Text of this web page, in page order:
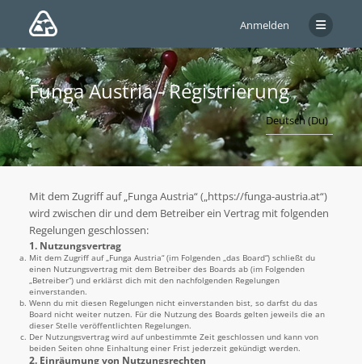
Anmelden
Funga Austria - Registrierung
Mit dem Zugriff auf „Funga Austria“ („https://funga-austria.at“)
wird zwischen dir und dem Betreiber ein Vertrag mit folgenden
Regelungen geschlossen:
1. Nutzungsvertrag
Mit dem Zugriff auf „Funga Austria“ (im Folgenden „das Board“) schließt du
einen Nutzungsvertrag mit dem Betreiber des Boards ab (im Folgenden
„Betreiber“) und erklärst dich mit den nachfolgenden Regelungen
einverstanden.
Wenn du mit diesen Regelungen nicht einverstanden bist, so darfst du das
Board nicht weiter nutzen. Für die Nutzung des Boards gelten jeweils die an
dieser Stelle veröffentlichten Regelungen.
Der Nutzungsvertrag wird auf unbestimmte Zeit geschlossen und kann von
beiden Seiten ohne Einhaltung einer Frist jederzeit gekündigt werden.
2. Einräumung von Nutzungsrechten